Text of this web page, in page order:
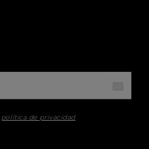
política de privacidad